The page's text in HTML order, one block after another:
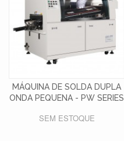
MÁQUINA DE SOLDA DUPLA
ONDA PEQUENA - PW SERIES
SEM ESTOQUE